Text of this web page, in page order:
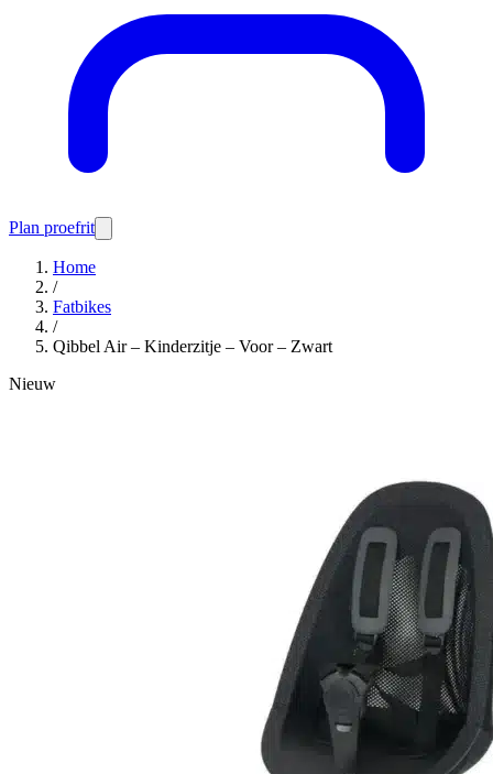
Plan proefrit
Home
/
Fatbikes
/
Qibbel Air – Kinderzitje – Voor – Zwart
Nieuw